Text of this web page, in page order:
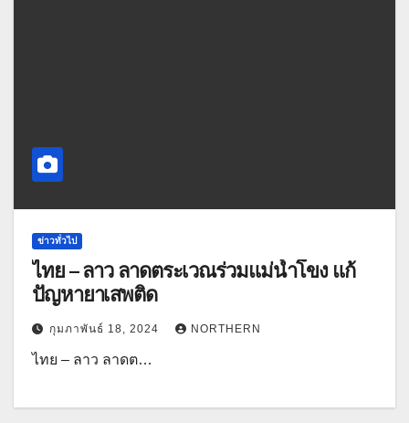
ข่าวทั่วไป
ไทย – ลาว ลาดตระเวณร่วมแม่น้ำโขง แก้
ปัญหายาเสพติด
กุมภาพันธ์ 18, 2024 NORTHERN
ไทย – ลาว ลาดต…